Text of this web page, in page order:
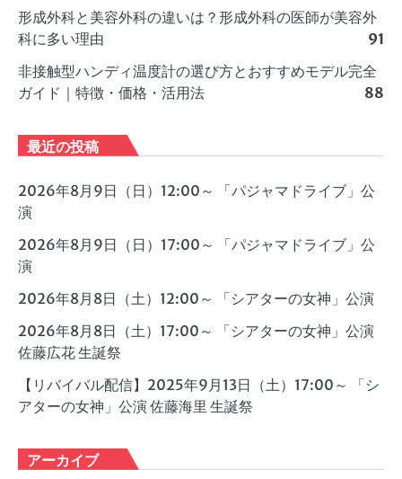
形成外科と美容外科の違いは？形成外科の医師が美容外
科に多い理由
91
非接触型ハンディ温度計の選び方とおすすめモデル完全
ガイド｜特徴・価格・活用法
88
最近の投稿
2026年8月9日（日）12:00～ 「パジャマドライブ」公
演
2026年8月9日（日）17:00～ 「パジャマドライブ」公
演
2026年8月8日（土）12:00～ 「シアターの女神」公演
2026年8月8日（土）17:00～ 「シアターの女神」公演
佐藤広花 生誕祭
【リバイバル配信】2025年9月13日（土）17:00～ 「シ
アターの女神」公演 佐藤海里 生誕祭
アーカイブ